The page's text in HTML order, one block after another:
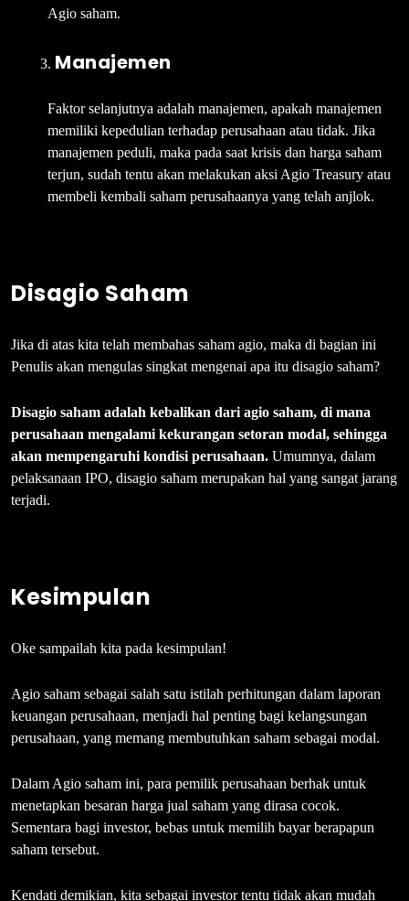
Agio saham.
Manajemen
Faktor selanjutnya adalah manajemen, apakah manajemen
memiliki kepedulian terhadap perusahaan atau tidak. Jika
manajemen peduli, maka pada saat krisis dan harga saham
terjun, sudah tentu akan melakukan aksi Agio Treasury atau
membeli kembali saham perusahaanya yang telah anjlok.
Disagio Saham
Jika di atas kita telah membahas saham agio, maka di bagian ini
Penulis akan mengulas singkat mengenai apa itu disagio saham?
Disagio saham adalah kebalikan dari agio saham, di mana
perusahaan mengalami kekurangan setoran modal, sehingga
akan mempengaruhi kondisi perusahaan. Umumnya, dalam
pelaksanaan IPO, disagio saham merupakan hal yang sangat jarang
terjadi.
Kesimpulan
Oke sampailah kita pada kesimpulan!
Agio saham sebagai salah satu istilah perhitungan dalam laporan
keuangan perusahaan, menjadi hal penting bagi kelangsungan
perusahaan, yang memang membutuhkan saham sebagai modal.
Dalam Agio saham ini, para pemilik perusahaan berhak untuk
menetapkan besaran harga jual saham yang dirasa cocok.
Sementara bagi investor, bebas untuk memilih bayar berapapun
saham tersebut.
Kendati demikian, kita sebagai investor tentu tidak akan mudah